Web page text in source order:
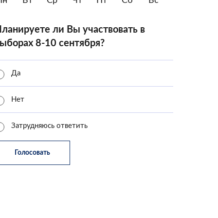
ли Вы участвовать в
8-10 сентября?
Да
Нет
Затрудняюсь ответить